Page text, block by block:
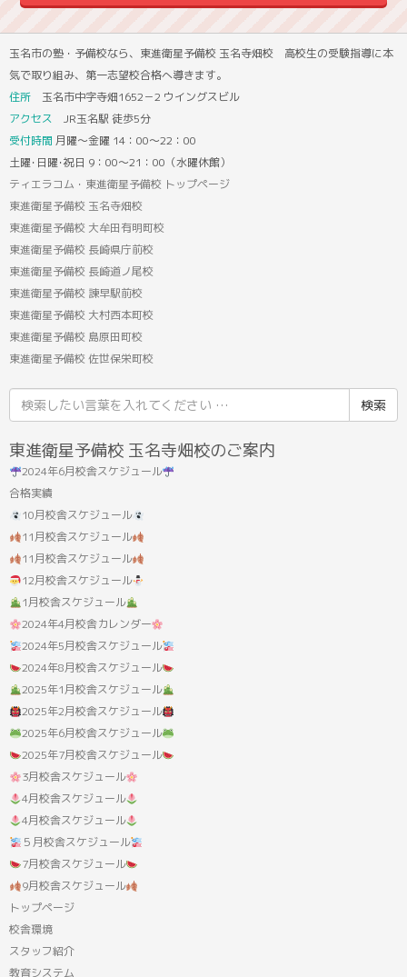
玉名市の塾・予備校なら、東進衛星予備校 玉名寺畑校 高校生の受験指導に本
気で取り組み、第一志望校合格へ導きます。
住所 玉名市中字寺畑1652－2 ウイングスビル
アクセス JR玉名駅 徒歩5分
受付時間 月曜～金曜 14：00～22：00
土曜･日曜･祝日 9：00～21：00（水曜休館）
ティエラコム・東進衛星予備校 トップページ
東進衛星予備校 玉名寺畑校
東進衛星予備校 大牟田有明町校
東進衛星予備校 長崎県庁前校
東進衛星予備校 長崎道ノ尾校
東進衛星予備校 諫早駅前校
東進衛星予備校 大村西本町校
東進衛星予備校 島原田町校
東進衛星予備校 佐世保栄町校
索
結
果:
東進衛星予備校 玉名寺畑校のご案内
2024年6月校舎スケジュール
合格実績
10月校舎スケジュール
11月校舎スケジュール
11月校舎スケジュール
12月校舎スケジュール
1月校舎スケジュール
2024年4月校舎カレンダー
2024年5月校舎スケジュール
2024年8月校舎スケジュール
2025年1月校舎スケジュール
2025年2月校舎スケジュール
2025年6月校舎スケジュール
2025年7月校舎スケジュール
3月校舎スケジュール
4月校舎スケジュール
4月校舎スケジュール
５月校舎スケジュール
7月校舎スケジュール
9月校舎スケジュール
トップページ
校舎環境
スタッフ紹介
教育システム